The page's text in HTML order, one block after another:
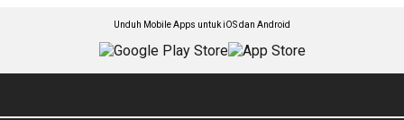
Unduh Mobile Apps untuk iOS dan Android